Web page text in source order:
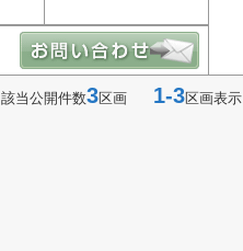
該当公開件数3区画 1-3区画表示